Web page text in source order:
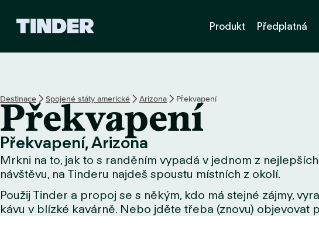
k
á
s
t
r
á
n
a
T
Produkt Předplatná
Destinace Spojené státy americké Arizona Překvapení
Překvapení
Překvapení, Arizona
Mrkni na to, jak to s randěním vypadá v jednom z
návštěvu, na Tinderu najdeš spoustu místních z okolí.
Použij Tinder a propoj se s někým, kdo má stejné zájmy,
kávu v blízké kavárně. Nebo jděte třeba (znovu) objevovat